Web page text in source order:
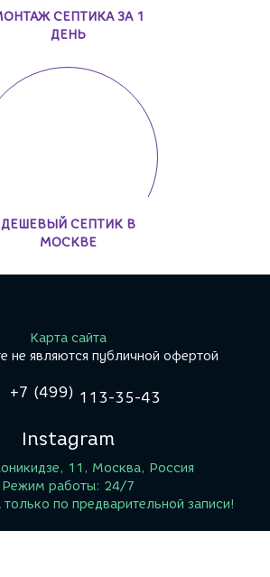
СЕПТИКА ЗА 1
ДЕНЬ
ДЕШЕВЫЙ СЕПТИК В
МОСКВЕ
Карта сайта
не являются публичной офертой
+7 (499) 113-35-43
Instagram
11, Москва, Россия
Режим работы: 24/7
только по предварительной записи!